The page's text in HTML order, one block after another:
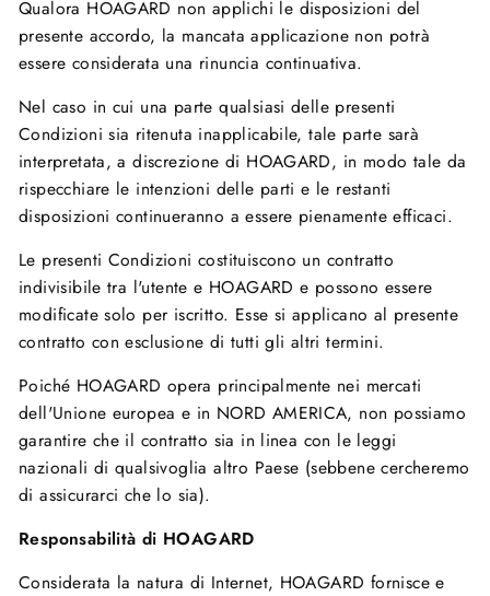
Qualora HOAGARD non applichi le disposizioni del
presente accordo, la mancata applicazione non potrà
essere considerata una rinuncia continuativa.
Nel caso in cui una parte qualsiasi delle presenti
Condizioni sia ritenuta inapplicabile, tale parte sarà
interpretata, a discrezione di HOAGARD, in modo tale da
rispecchiare le intenzioni delle parti e le restanti
disposizioni continueranno a essere pienamente efficaci.
Le presenti Condizioni costituiscono un contratto
indivisibile tra l'utente e HOAGARD e possono essere
modificate solo per iscritto. Esse si applicano al presente
contratto con esclusione di tutti gli altri termini.
Poiché HOAGARD opera principalmente nei mercati
dell'Unione europea e in NORD AMERICA, non possiamo
garantire che il contratto sia in linea con le leggi
nazionali di qualsivoglia altro Paese (sebbene cercheremo
di assicurarci che lo sia).
Responsabilità di HOAGARD
Considerata la natura di Internet, HOAGARD fornisce e